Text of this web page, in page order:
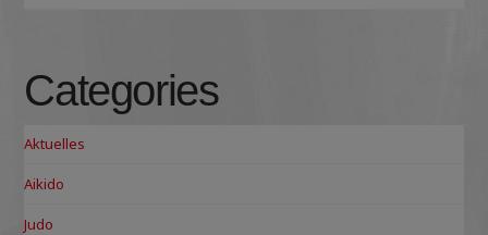
Categories
Aktuelles
Aikido
Judo